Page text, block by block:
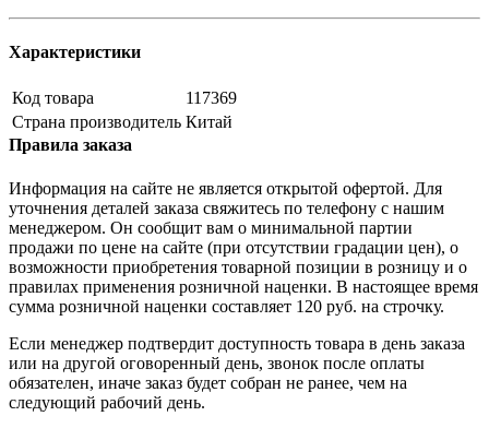
Характеристики
Код товара
117369
Страна производитель Китай
Правила заказа
Информация на сайте не является открытой офертой. Для
уточнения деталей заказа свяжитесь по телефону с нашим
менеджером. Он сообщит вам о минимальной партии
продажи по цене на сайте (при отсутствии градации цен), о
возможности приобретения товарной позиции в розницу и о
правилах применения розничной наценки. В настоящее время
сумма розничной наценки составляет 120 руб. на строчку.
Если менеджер подтвердит доступность товара в день заказа
или на другой оговоренный день, звонок после оплаты
обязателен, иначе заказ будет собран не ранее, чем на
следующий рабочий день.